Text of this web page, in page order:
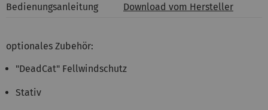
Bedienungsanleitung
Download vom Hersteller
optionales Zubehör:
"DeadCat" Fellwindschutz
Stativ